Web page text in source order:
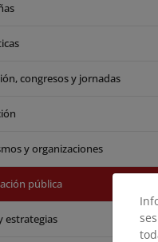
congresos y jornadas
y organizaciones
pública
estrategias